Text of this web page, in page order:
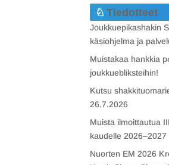
Tiedotteet
Joukkuepikashakin
käsiohjelma ja
Muistakaa hankkia
joukkuebliksteihin!
Kutsu
26.7.2026
Muista ilmoittautua
kaudelle 2026–2027
Nuorten EM 2026